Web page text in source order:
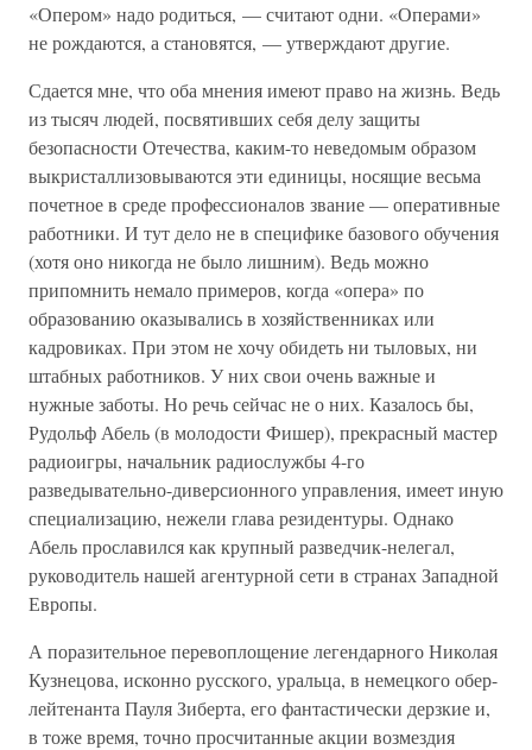
«Опером» надо родиться, — считают одни. «Операми»
не рождаются, а становятся, — утверждают другие.
Сдается мне, что оба мнения имеют право на жизнь. Ведь
из тысяч людей, посвятивших себя делу защиты
безопасности Отечества, каким-то неведомым образом
выкристаллизовываются эти единицы, носящие весьма
почетное в среде профессионалов звание — оперативные
работники. И тут дело не в специфике базового обучения
(хотя оно никогда не было лишним). Ведь можно
припомнить немало примеров, когда «опера» по
образованию оказывались в хозяйственниках или
кадровиках. При этом не хочу обидеть ни тыловых, ни
штабных работников. У них свои очень важные и
нужные заботы. Но речь сейчас не о них. Казалось бы,
Рудольф Абель (в молодости Фишер), прекрасный мастер
радиоигры, начальник радиослужбы 4-го
разведывательно-диверсионного управления, имеет иную
специализацию, нежели глава резидентуры. Однако
Абель прославился как крупный разведчик-нелегал,
руководитель нашей агентурной сети в странах Западной
Европы.
А поразительное перевоплощение легендарного Николая
Кузнецова, исконно русского, уральца, в немецкого обер-
лейтенанта Пауля Зиберта, его фантастически дерзкие и,
в тоже время, точно просчитанные акции возмездия